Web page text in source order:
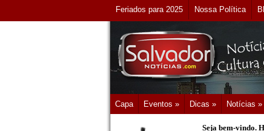
Feriados para 2025 Nossa Política
Capa Eventos » Dicas » Notícias »
Seja bem-vindo.